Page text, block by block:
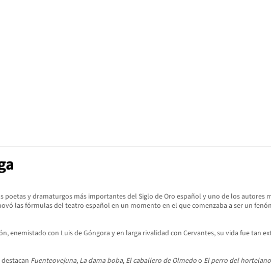
poetas y dramaturgos más importantes del Siglo de Oro español y uno de los
las fórmulas del teatro español en un momento en el que comenzaba a ser un
enemistado con Luis de Góngora y en larga rivalidad con Cervantes, su vida fue tan
Fuenteovejuna, La dama boba, El caballero de Olmedoo El perro del hortelano